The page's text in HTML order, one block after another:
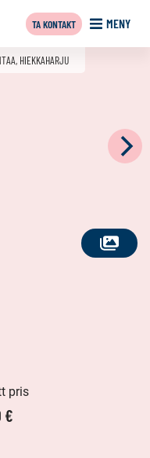
MENY
TA KONTAKT
SE
HIEKKAHARJU
pris
€